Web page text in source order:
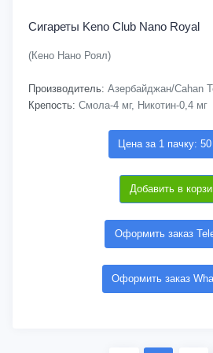
Сигареты Keno Club Nano Royal
(Кено Нано Роял)
Производитель: Азербайджан/Cahan
Крепость: Смола-4 мг, Никотин-0,4 мг
Цена за 1 пачку:
Добавить в
Оформить заказ
Оформить заказ